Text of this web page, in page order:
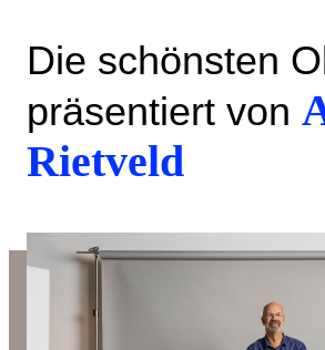
Die schönsten
präsentiert von
Rietveld